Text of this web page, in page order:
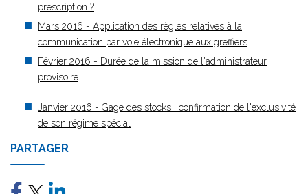
prescription ?
Mars 2016 - Application des règles relatives à la
communication par voie électronique aux greffiers
Février 2016 - Durée de la mission de l'administrateur
provisoire
Janvier 2016 - Gage des stocks : confirmation de l'exclusivité
de son régime spécial
PARTAGER